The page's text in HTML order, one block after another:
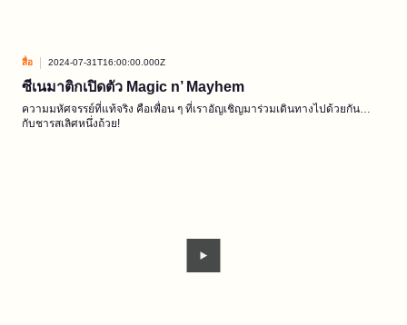
สื่อ 2024-07-31T16:00:00.000Z
ซีเนมาติกเปิดตัว Magic n’ Mayhem
ความมหัศจรรย์ที่แท้จริง คือเพื่อน ๆ ที่เราอัญเชิญมาร่วมเดินทางไปด้วยกัน…
กับชารสเลิศหนึ่งถ้วย!